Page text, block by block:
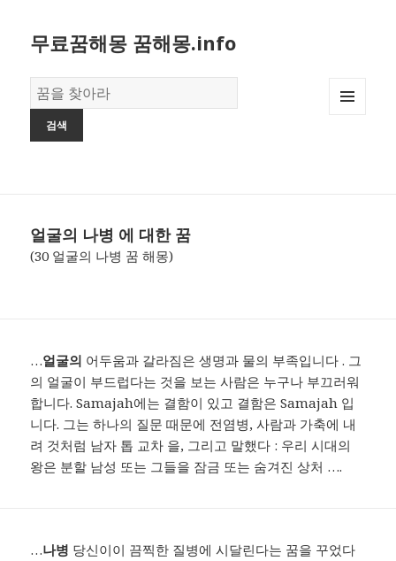
무료꿈해몽 꿈해몽.info
꿈
의
얼굴의 나병 에 대한 꿈
(30 얼굴의 나병 꿈 해몽)
…얼굴의 어두움과 갈라짐은 생명과 물의 부족입니다 . 그
의 얼굴이 부드럽다는 것을 보는 사람은 누구나 부끄러워
합니다. Samajah에는 결함이 있고 결함은 Samajah 입
니다. 그는 하나의 질문 때문에 전염병, 사람과 가축에 내
려 것처럼 남자 톱 교차 을, 그리고 말했다 : 우리 시대의
왕은 분할 남성 또는 그들을 잠금 또는 숨겨진 상처 ….
…나병 당신이이 끔찍한 질병에 시달린다는 꿈을 꾸었다